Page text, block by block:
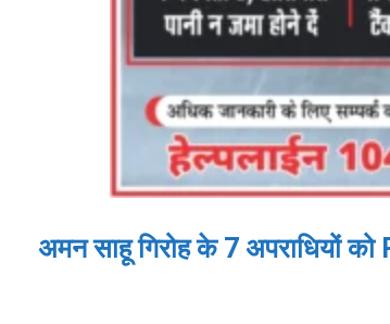
अमन साहू गिरोह के 7 अपराधियों को